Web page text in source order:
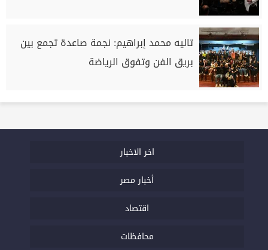
تاليه محمد إبراهيم: نجمة صاعدة تجمع بين
بريق الفن وتفوق الرياضة
اخر الاخبار
أخبار مصر
اقتصاد
محافظات